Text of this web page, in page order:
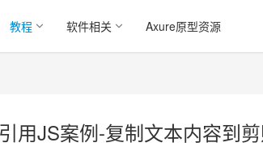
教程 软件相关 Axure原型资源
用JS案例-复制文本内容到